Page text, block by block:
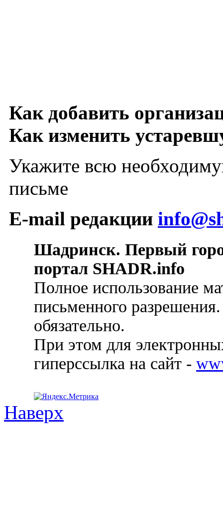
Как добавить
Как изменить
Укажите всю
письме
E-mail редакции
Шадринск. Первый
портал SHADR.info
Полное использование
письменного
обязательно.
При этом для
гиперссылка на сайт -
Наверх